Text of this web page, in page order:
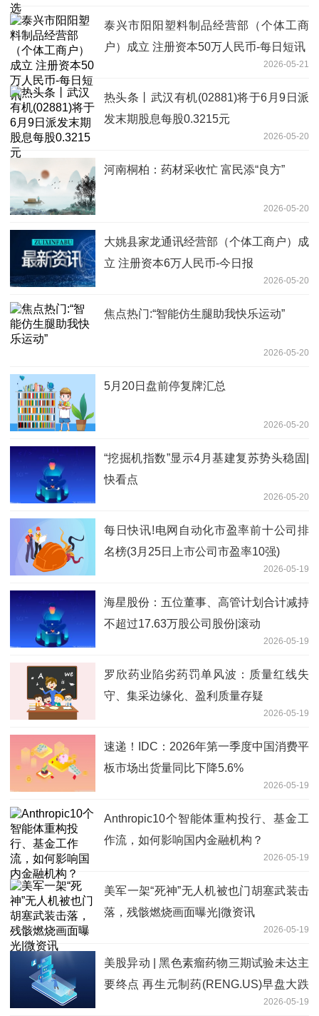
泰兴市阳阳塑料制品经营部（个体工商
户）成立 注册资本50万人民币-每日短讯
2026-05-21
热头条丨武汉有机(02881)将于6月9日派
发末期股息每股0.3215元
2026-05-20
河南桐柏：药材采收忙 富民添“良方”
2026-05-20
大姚县家龙通讯经营部（个体工商户）成
立 注册资本6万人民币-今日报
2026-05-20
焦点热门:“智能仿生腿助我快乐运动”
2026-05-20
5月20日盘前停复牌汇总
2026-05-20
“挖掘机指数”显示4月基建复苏势头稳固|
快看点
2026-05-20
每日快讯!电网自动化市盈率前十公司排
名榜(3月25日上市公司市盈率10强)
2026-05-19
海星股份：五位董事、高管计划合计减持
不超过17.63万股公司股份|滚动
2026-05-19
罗欣药业陷劣药罚单风波：质量红线失
守、集采边缘化、盈利质量存疑
2026-05-19
速递！IDC：2026年第一季度中国消费平
板市场出货量同比下降5.6%
2026-05-19
Anthropic10个智能体重构投行、基金工
作流，如何影响国内金融机构？
2026-05-19
美军一架“死神”无人机被也门胡塞武装击
落，残骸燃烧画面曝光|微资讯
2026-05-19
美股异动 | 黑色素瘤药物三期试验未达主
要终点 再生元制药(RENG.US)早盘大跌
2026-05-19